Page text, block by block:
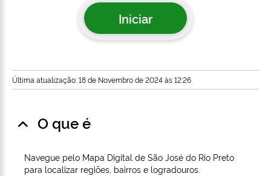
Iniciar
Última atualização: 18 de Novembro de 2024 às 12:26
O que é
Navegue pelo Mapa Digital de São José do Rio Preto
para localizar regiões, bairros e logradouros.